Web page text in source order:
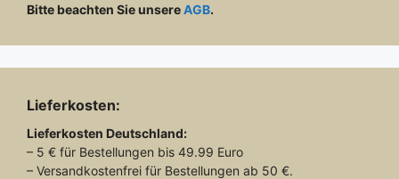
Bitte beachten Sie unsereAGB.
Lieferkosten:
Lieferkosten Deutschland:
– 5 € für Bestellungen bis 49.99 Euro
– Versandkostenfrei für Bestellungen ab 50 €.